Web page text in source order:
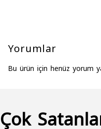
Yorumlar
Bu ürün için henüz yorum
Çok